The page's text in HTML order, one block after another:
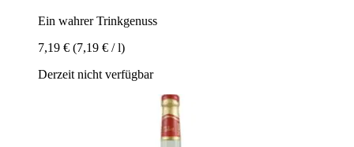
Ein wahrer Trinkgenuss
7,19 € (7,19 € / l)
Derzeit nicht verfügbar